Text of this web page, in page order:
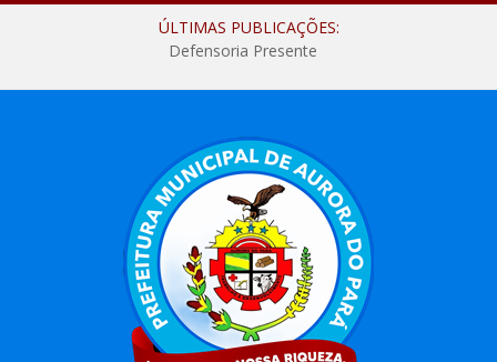
ÚLTIMAS PUBLICAÇÕES:
Defensoria Presente